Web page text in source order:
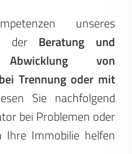
unseres
der Beratung und
von
Trennung oder mit
Sie nachfolgend
bei Problemen oder
Immobilie helfen